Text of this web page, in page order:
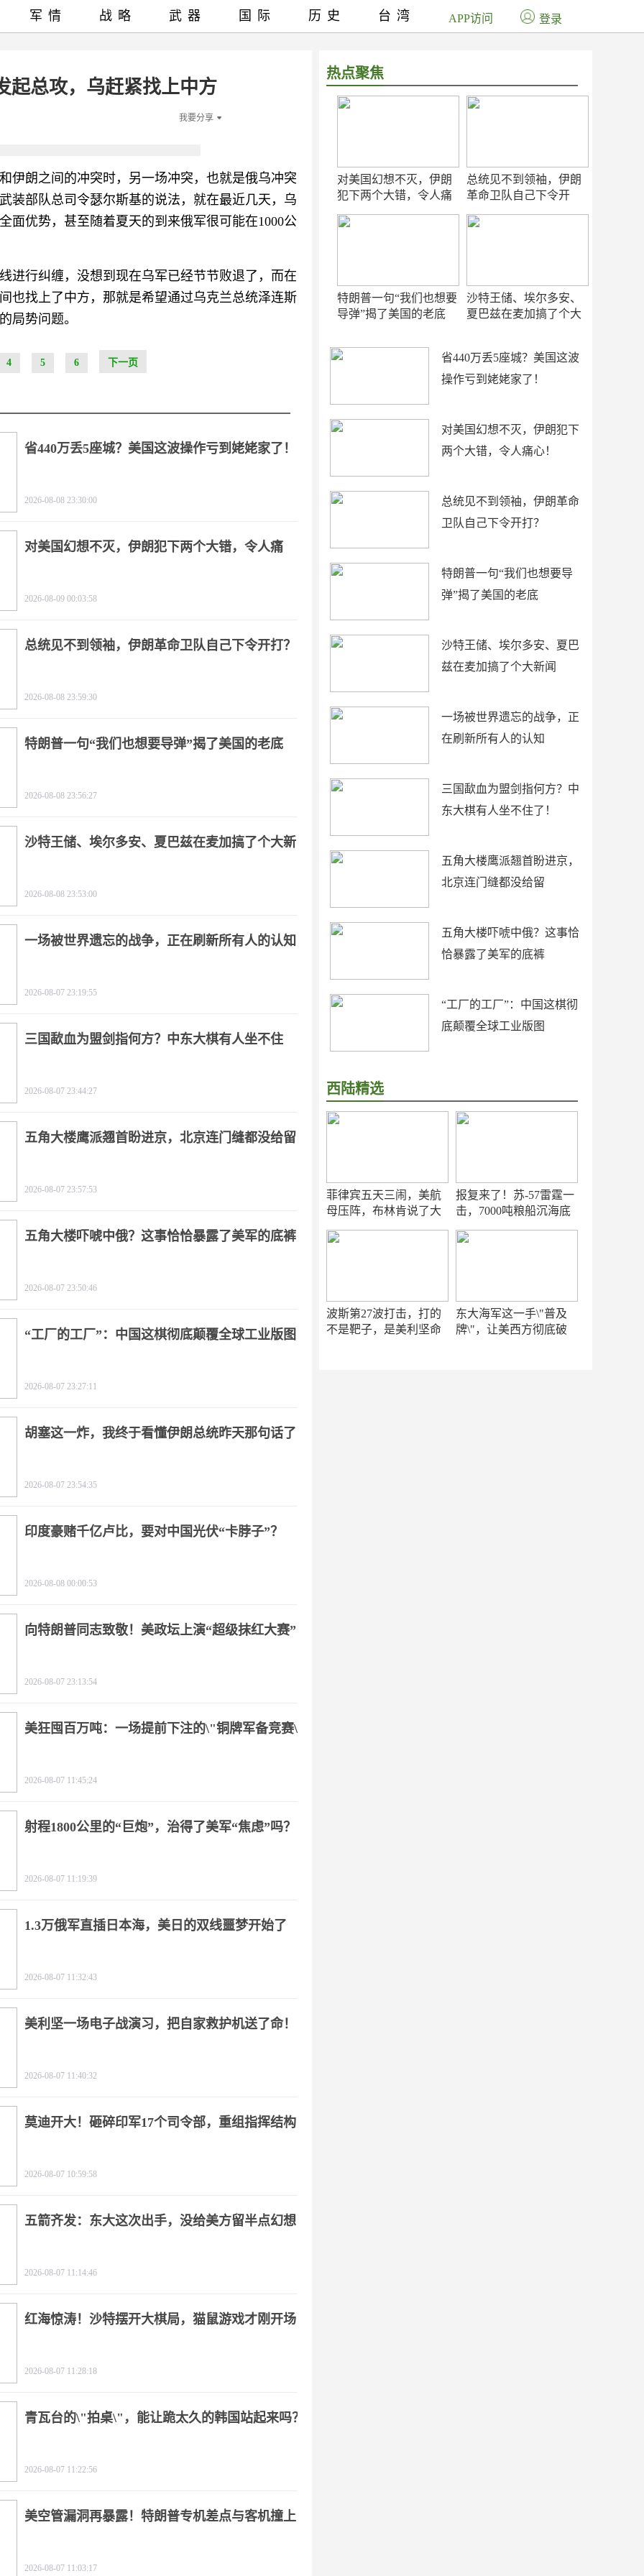
起总攻，乌赶紧找上中方
我要分享
伊朗之间的冲突时，另一场冲突，也就是俄乌冲突
装部队总司令瑟尔斯基的说法，就在最近几天，乌
面优势，甚至随着夏天的到来俄军很可能在1000公
进行纠缠，没想到现在乌军已经节节败退了，而在
也找上了中方，那就是希望通过乌克兰总统泽连斯
局势问题。
4 5 6 下一页
热点聚焦
对美国幻想不灭，伊朗
犯下两个大错，令人痛
总统见不到领袖，伊朗
革命卫队自己下令开
特朗普一句“我们也想要
导弹”揭了美国的老底
沙特王储、埃尔多安、
夏巴兹在麦加搞了个大
省440万丢5座城？美国这波
操作亏到姥姥家了！
对美国幻想不灭，伊朗犯下
两个大错，令人痛心！
总统见不到领袖，伊朗革命
卫队自己下令开打？
特朗普一句“我们也想要导
弹”揭了美国的老底
沙特王储、埃尔多安、夏巴
兹在麦加搞了个大新闻
一场被世界遗忘的战争，正
在刷新所有人的认知
三国歃血为盟剑指何方？中
东大棋有人坐不住了！
五角大楼鹰派翘首盼进京，
北京连门缝都没给留
五角大楼吓唬中俄？这事恰
恰暴露了美军的底裤
“工厂的工厂”：中国这棋彻
底颠覆全球工业版图
西陆精选
菲律宾五天三闹，美航
母压阵，布林肯说了大
报复来了！苏-57雷霆一
击，7000吨粮船沉海底
波斯第27波打击，打的
不是靶子，是美利坚命
东大海军这一手\"普及
牌\"，让美西方彻底破
军情 战略 武器 国际 历史 台湾 APP访问 登录
省440万丢5座城？美国这波操作亏到姥姥家了！
2026-08-08 23:30:00
对美国幻想不灭，伊朗犯下两个大错，令人痛
2026-08-09 00:03:58
总统见不到领袖，伊朗革命卫队自己下令开打？
2026-08-08 23:59:30
特朗普一句“我们也想要导弹”揭了美国的老底
2026-08-08 23:56:27
沙特王储、埃尔多安、夏巴兹在麦加搞了个大新
2026-08-08 23:53:00
一场被世界遗忘的战争，正在刷新所有人的认知
2026-08-07 23:19:55
三国歃血为盟剑指何方？中东大棋有人坐不住
2026-08-07 23:44:27
五角大楼鹰派翘首盼进京，北京连门缝都没给留
2026-08-07 23:57:53
五角大楼吓唬中俄？这事恰恰暴露了美军的底裤
2026-08-07 23:50:46
“工厂的工厂”：中国这棋彻底颠覆全球工业版图
2026-08-07 23:27:11
胡塞这一炸，我终于看懂伊朗总统昨天那句话了
2026-08-07 23:54:35
印度豪赌千亿卢比，要对中国光伏“卡脖子”？
2026-08-08 00:00:53
向特朗普同志致敬！美政坛上演“超级抹红大赛”
2026-08-07 23:13:54
美狂囤百万吨：一场提前下注的\"铜牌军备竞赛\"
2026-08-07 11:45:24
射程1800公里的“巨炮”，治得了美军“焦虑”吗？
2026-08-07 11:19:39
1.3万俄军直插日本海，美日的双线噩梦开始了
2026-08-07 11:32:43
美利坚一场电子战演习，把自家救护机送了命！
2026-08-07 11:40:32
莫迪开大！砸碎印军17个司令部，重组指挥结构
2026-08-07 10:59:58
五箭齐发：东大这次出手，没给美方留半点幻想
2026-08-07 11:14:46
红海惊涛！沙特摆开大棋局，猫鼠游戏才刚开场
2026-08-07 11:28:18
青瓦台的\"拍桌\"，能让跪太久的韩国站起来吗？
2026-08-07 11:22:56
美空管漏洞再暴露！特朗普专机差点与客机撞上
2026-08-07 11:03:17